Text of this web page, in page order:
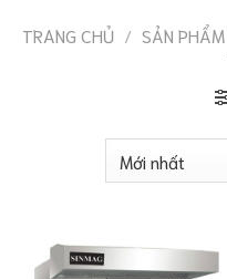
TRANG CHỦ / SẢN PHẨM